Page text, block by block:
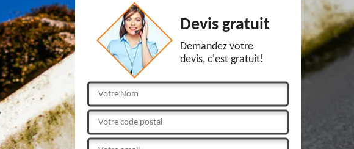
Devis gratuit
Demandez votre
devis, c'est gratuit!